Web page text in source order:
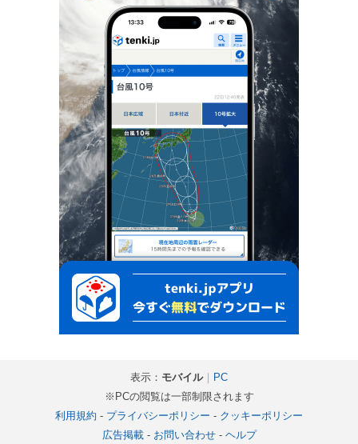
表示： モバイル｜ PC
※PCの閲覧は一部制限されます
利用規約 - プライバシーポリシー - クッキーポリシー
広告掲載- お問い合わせ- ヘルプ